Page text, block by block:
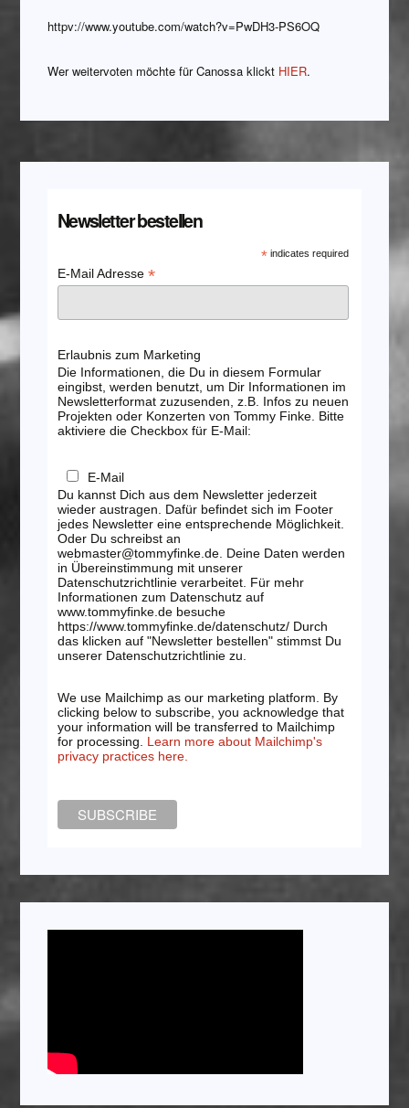
httpv://www.youtube.com/watch?v=PwDH3-PS6OQ
Wer weitervoten möchte für Canossa klickt HIER.
Newsletter bestellen
* indicates required
E-Mail Adresse *
Erlaubnis zum Marketing
Die Informationen, die Du in diesem Formular
eingibst, werden benutzt, um Dir Informationen im
Newsletterformat zuzusenden, z.B. Infos zu neuen
Projekten oder Konzerten von Tommy Finke. Bitte
aktiviere die Checkbox für E-Mail:
E-Mail
Du kannst Dich aus dem Newsletter jederzeit
wieder austragen. Dafür befindet sich im Footer
jedes Newsletter eine entsprechende Möglichkeit.
Oder Du schreibst an
webmaster@tommyfinke.de. Deine Daten werden
in Übereinstimmung mit unserer
Datenschutzrichtlinie verarbeitet. Für mehr
Informationen zum Datenschutz auf
www.tommyfinke.de besuche
https://www.tommyfinke.de/datenschutz/ Durch
das klicken auf "Newsletter bestellen" stimmst Du
unserer Datenschutzrichtlinie zu.
We use Mailchimp as our marketing platform. By
clicking below to subscribe, you acknowledge that
your information will be transferred to Mailchimp
for processing. Learn more about Mailchimp's
privacy practices here.